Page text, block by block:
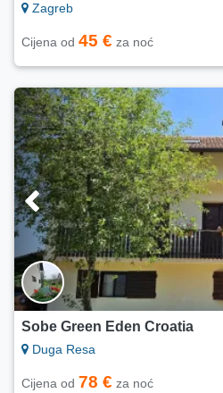
Zagreb
Cijena od 45 € za noć
Sobe Green Eden Croatia
Duga Resa
Cijena od 78 € za noć